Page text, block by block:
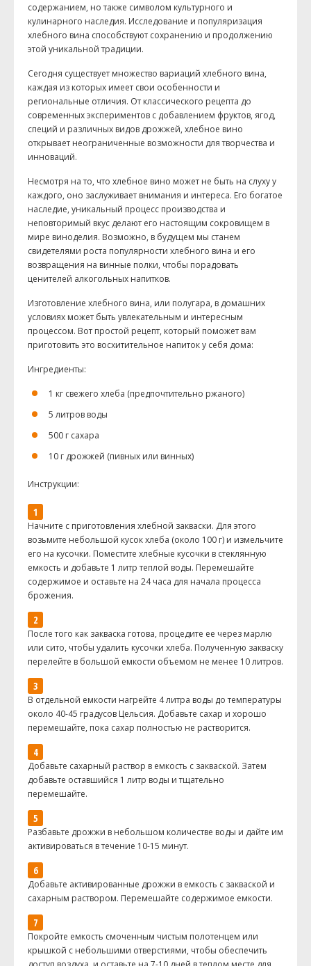
содержанием, но также символом культурного и
кулинарного наследия. Исследование и популяризация
хлебного вина способствуют сохранению и продолжению
этой уникальной традиции.
Сегодня существует множество вариаций хлебного вина,
каждая из которых имеет свои особенности и
региональные отличия. От классического рецепта до
современных экспериментов с добавлением фруктов, ягод,
специй и различных видов дрожжей, хлебное вино
открывает неограниченные возможности для творчества и
инноваций.
Несмотря на то, что хлебное вино может не быть на слуху у
каждого, оно заслуживает внимания и интереса. Его богатое
наследие, уникальный процесс производства и
неповторимый вкус делают его настоящим сокровищем в
мире виноделия. Возможно, в будущем мы станем
свидетелями роста популярности хлебного вина и его
возвращения на винные полки, чтобы порадовать
ценителей алкогольных напитков.
Изготовление хлебного вина, или полугара, в домашних
условиях может быть увлекательным и интересным
процессом. Вот простой рецепт, который поможет вам
приготовить это восхитительное напиток у себя дома:
Ингредиенты:
1 кг свежего хлеба (предпочтительно ржаного)
5 литров воды
500 г сахара
10 г дрожжей (пивных или винных)
Инструкции:
Начните с приготовления хлебной закваски. Для этого
возьмите небольшой кусок хлеба (около 100 г) и измельчите
его на кусочки. Поместите хлебные кусочки в стеклянную
емкость и добавьте 1 литр теплой воды. Перемешайте
содержимое и оставьте на 24 часа для начала процесса
брожения.
После того как закваска готова, процедите ее через марлю
или сито, чтобы удалить кусочки хлеба. Полученную закваску
перелейте в большой емкости объемом не менее 10 литров.
В отдельной емкости нагрейте 4 литра воды до температуры
около 40-45 градусов Цельсия. Добавьте сахар и хорошо
перемешайте, пока сахар полностью не растворится.
Добавьте сахарный раствор в емкость с закваской. Затем
добавьте оставшийся 1 литр воды и тщательно
перемешайте.
Разбавьте дрожжи в небольшом количестве воды и дайте им
активироваться в течение 10-15 минут.
Добавьте активированные дрожжи в емкость с закваской и
сахарным раствором. Перемешайте содержимое емкости.
Покройте емкость смоченным чистым полотенцем или
крышкой с небольшими отверстиями, чтобы обеспечить